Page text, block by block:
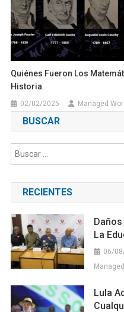
Quiénes Fueron Los
Historia
02/02/2025 Managed
BUSCAR
RECIENTES
La
06/
Lula